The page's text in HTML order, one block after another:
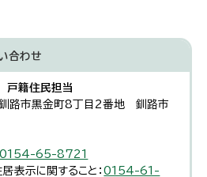
合わせ
戸籍住民担当
市黒金町8丁目2番地 釧路市
0154-65-8721
居表示に関すること：0154-61-